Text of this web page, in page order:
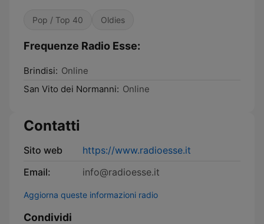
Pop / Top 40 Oldies
Frequenze Radio Esse:
Brindisi: Online
San Vito dei Normanni: Online
Contatti
Sito web
https://www.radioesse.it
Email:
info@radioesse.it
Aggiorna queste informazioni radio
Condividi